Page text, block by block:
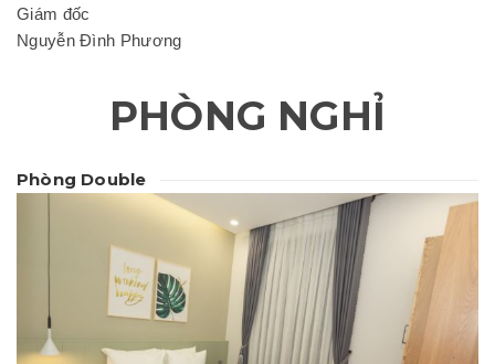
Giám đốc
Nguyễn Đình Phương
PHÒNG NGHỈ
Phòng Double